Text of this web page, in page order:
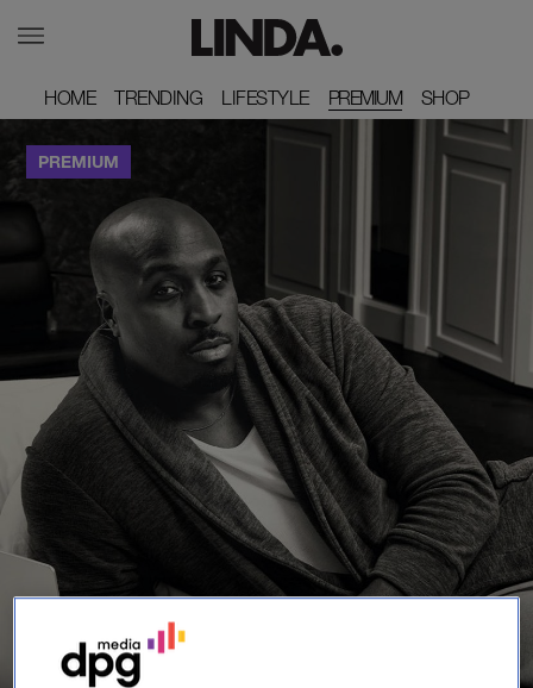
HOME
HOME TRENDING
TRENDING LIFESTYLE
LIFESTYLE PREMIUM SHOP
SHOP